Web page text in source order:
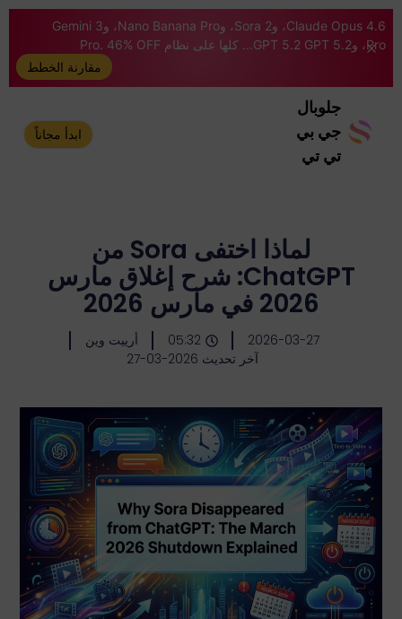
Claude Opus 4.6، وSora 2، وNano Banana Pro، وGemini 3
Pro، وGPT 5.2 GPT 5.2... كلها على نظام Pro. 46% OFF
مقارنة الخطط
جلوبال
جي بي
تي تي
ابدأ مجاناً
لماذا اختفى Sora من
ChatGPT: شرح إغلاق مارس
2026 في مارس 2026
2026-03-27
05:32
أرييت وين
آخر تحديث 2026-03-27